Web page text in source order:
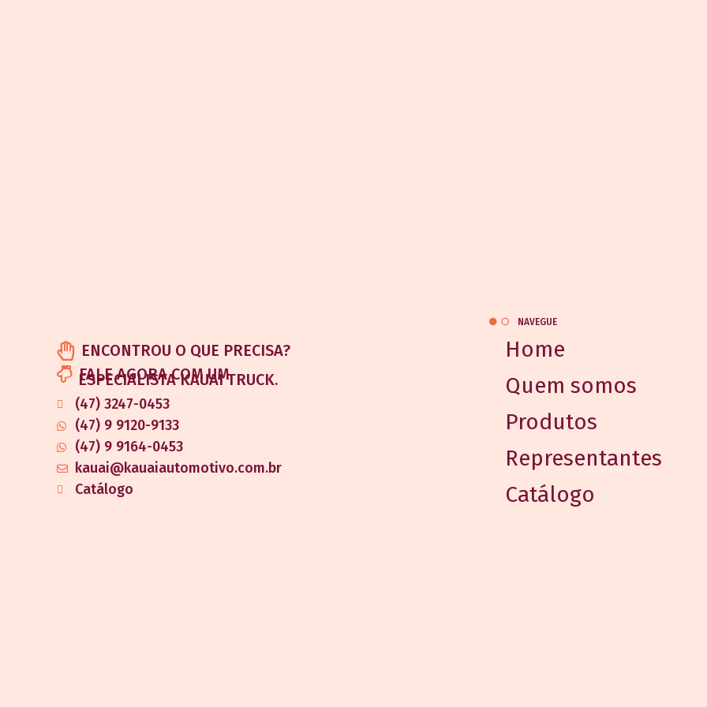
ENCONTROU O QUE PRECISA?
FALE AGORA COM UM
ESPECIALISTA KAUAI TRUCK.
(47) 3247-0453
(47) 9 9120-9133
(47) 9 9164-0453
kauai@kauaiautomotivo.com.br
Catálogo
NAVEGUE
Home
Quem somos
Produtos
Representantes
Catálogo